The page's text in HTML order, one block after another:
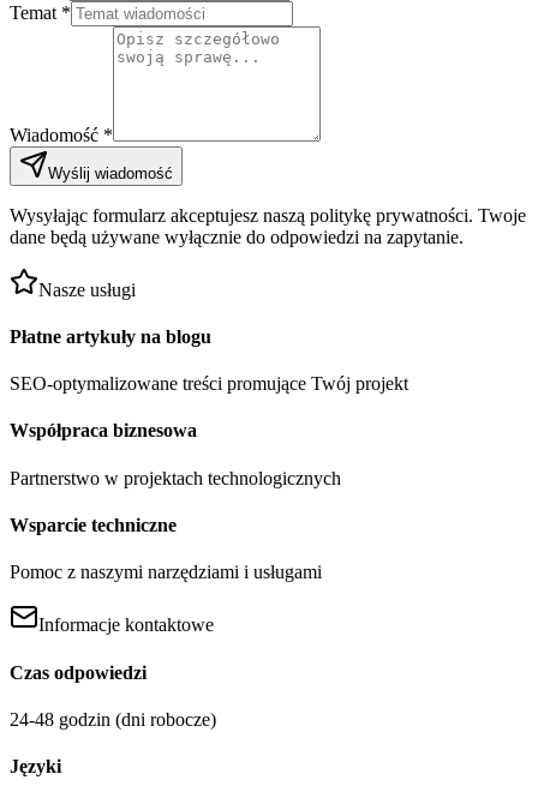
Temat *
Wiadomość *
Wyślij wiadomość
Wysyłając formularz akceptujesz naszą politykę prywatności. Twoje
dane będą używane wyłącznie do odpowiedzi na zapytanie.
Nasze usługi
Płatne artykuły na blogu
SEO-optymalizowane treści promujące Twój projekt
Współpraca biznesowa
Partnerstwo w projektach technologicznych
Wsparcie techniczne
Pomoc z naszymi narzędziami i usługami
Informacje kontaktowe
Czas odpowiedzi
24-48 godzin (dni robocze)
Języki